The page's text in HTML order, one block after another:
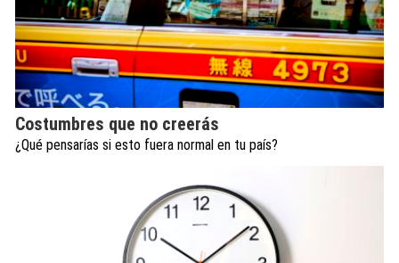
Costumbres que no creerás
¿Qué pensarías si esto fuera normal en tu país?